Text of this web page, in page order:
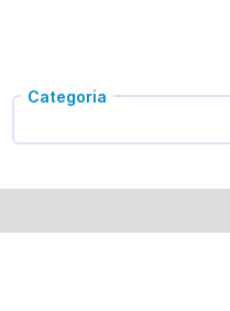
Categoria